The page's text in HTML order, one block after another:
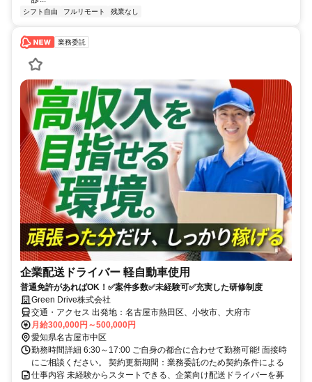
シフト自由 フルリモート 残業なし
業務委託
企業配送ドライバー 軽自動車使用
普通免許があればOK！✅案件多数✅未経験可✅充実した研修制度
Green Drive株式会社
交通・アクセス 出発地：名古屋市熱田区、小牧市、大府市
月給300,000円～500,000円
愛知県名古屋市中区
勤務時間詳細 6:30～17:00 ご自身の都合に合わせて勤務可能! 面接時
にご相談ください。 契約更新期間：業務委託のため契約条件による
仕事内容 未経験からスタートできる、企業向け配送ドライバーを募